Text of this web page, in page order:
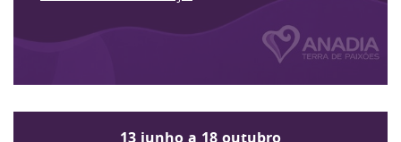
13 junho a 18 outubro